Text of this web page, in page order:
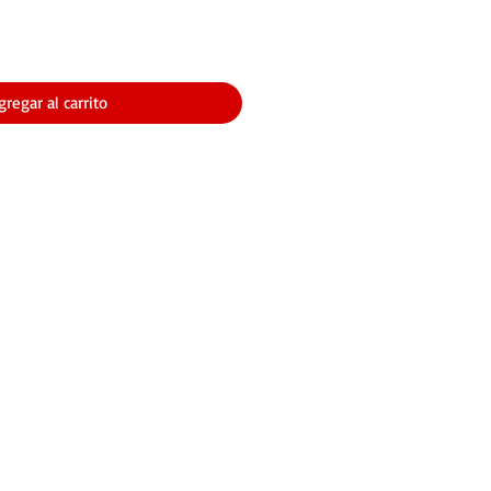
al carrito